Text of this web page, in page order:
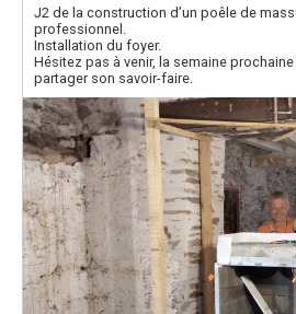
J2 de la construction d’un poêle de
professionnel.
Installation du foyer.
Hésitez pas à venir, la semaine
partager son savoir-faire.